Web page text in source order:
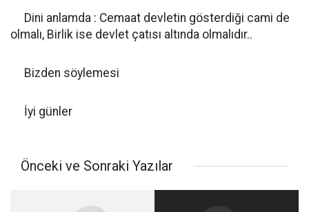
Dini anlamda : Cemaat devletin gösterdiği cami de
olmalı, Birlik ise devlet çatısı altında olmalıdır..
Bizden söylemesi
İyi günler
Önceki ve Sonraki Yazılar